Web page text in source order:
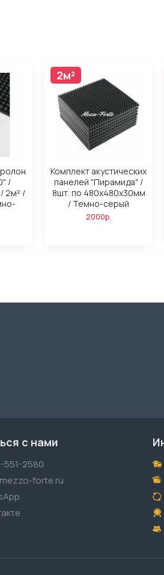
/
2м² /
2м²
Комплект акустических
панелей "Пирамида" /
8шт. по 480x480х30мм
/ Темно-серый
2000р.
с нами
551-2580
forte.ru